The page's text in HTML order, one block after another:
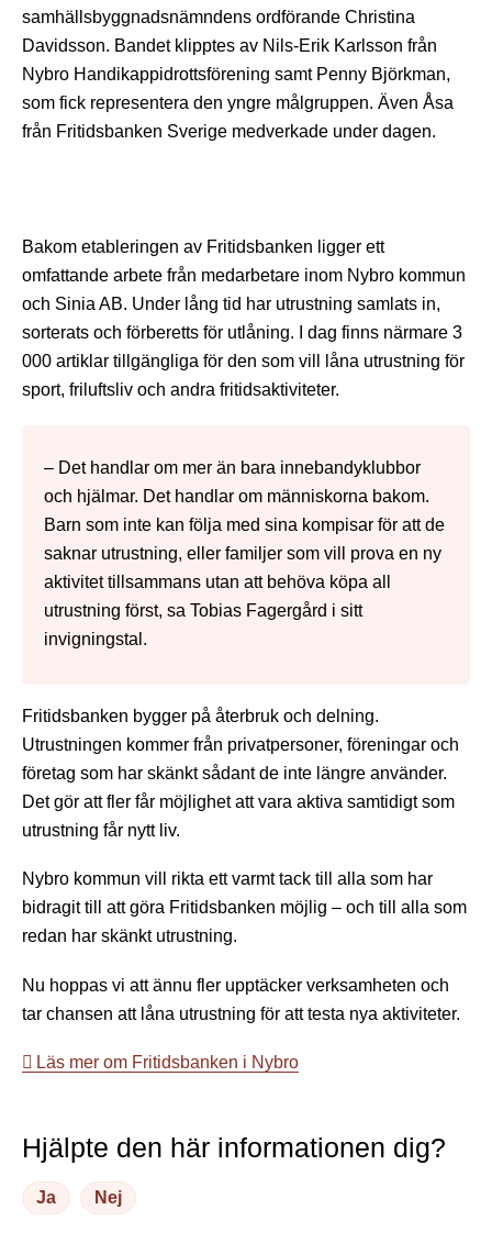
samhällsbyggnadsnämndens ordförande Christina
Davidsson. Bandet klipptes av Nils-Erik Karlsson från
Nybro Handikappidrottsförening samt Penny Björkman,
som fick representera den yngre målgruppen. Även Åsa
från Fritidsbanken Sverige medverkade under dagen.
Bakom etableringen av Fritidsbanken ligger ett
omfattande arbete från medarbetare inom Nybro kommun
och Sinia AB. Under lång tid har utrustning samlats in,
sorterats och förberetts för utlåning. I dag finns närmare 3
000 artiklar tillgängliga för den som vill låna utrustning för
sport, friluftsliv och andra fritidsaktiviteter.
– Det handlar om mer än bara innebandyklubbor
och hjälmar. Det handlar om människorna bakom.
Barn som inte kan följa med sina kompisar för att de
saknar utrustning, eller familjer som vill prova en ny
aktivitet tillsammans utan att behöva köpa all
utrustning först, sa Tobias Fagergård i sitt
invigningstal.
Fritidsbanken bygger på återbruk och delning.
Utrustningen kommer från privatpersoner, föreningar och
företag som har skänkt sådant de inte längre använder.
Det gör att fler får möjlighet att vara aktiva samtidigt som
utrustning får nytt liv.
Nybro kommun vill rikta ett varmt tack till alla som har
bidragit till att göra Fritidsbanken möjlig – och till alla som
redan har skänkt utrustning.
Nu hoppas vi att ännu fler upptäcker verksamheten och
tar chansen att låna utrustning för att testa nya aktiviteter.
Läs mer om Fritidsbanken i Nybro
Hjälpte den här informationen dig?
Ja Nej